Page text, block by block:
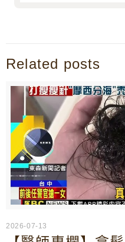
Related posts
2026-07-13